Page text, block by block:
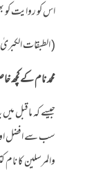
اس کو روایت کو
( الطبقات الکبریٰ لابن سعد:۵/۴۰/
محمد نام
جیسے کہ ماقبل
سب سے افضل اور
والمرسلین کا